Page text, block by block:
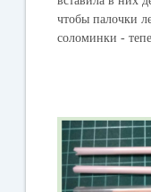
чтобы палочки
соломинки -